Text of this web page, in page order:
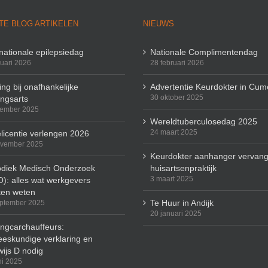
BLOG ARTIKELEN
epilepsiedag
2026
bij onafhankelijke
2025
verlengen 2026
2025
Medisch Onderzoek
alles wat werkgevers
weten
2025
verklaring en
D nodig
2025
NIEUWS
Nationale Complimentendag
28 februari 2026
Advertentie Keurdokter in
30 oktober 2025
Wereldtuberculosedag 2025
24 maart 2025
Keurdokter aanhanger
huisartsenpraktijk
3 maart 2025
Te Huur in Andijk
20 januari 2025